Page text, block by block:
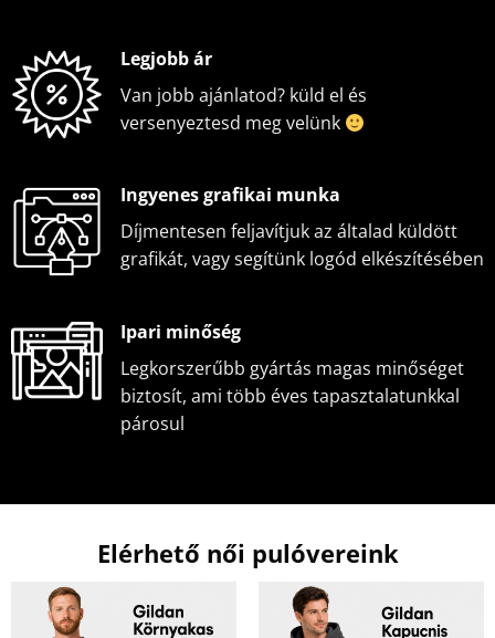
Legjobb ár
Van jobb ajánlatod? küld el és
versenyeztesd meg velünk
Ingyenes grafikai munka
Díjmentesen feljavítjuk az általad küldött
grafikát, vagy segítünk logód elkészítésében
Ipari minőség
Legkorszerűbb gyártás magas minőséget
biztosít, ami több éves tapasztalatunkkal
párosul
Elérhető női pulóvereink